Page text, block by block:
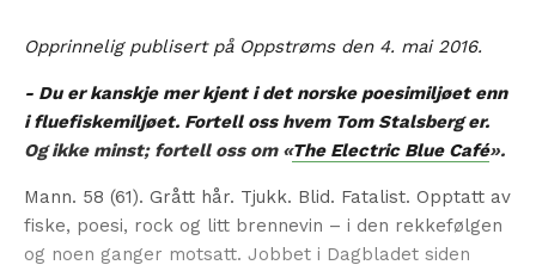
Opprinnelig publisert på Oppstrøms den 4. mai 2016.
- Du er kanskje mer kjent i det norske poesimiljøet enn
i fluefiskemiljøet. Fortell oss hvem Tom Stalsberg er.
Og ikke minst; fortell oss om «The Electric Blue Café».
Mann. 58 (61). Grått hår. Tjukk. Blid. Fatalist. Opptatt av
fiske, poesi, rock og litt brennevin – i den rekkefølgen
og noen ganger motsatt. Jobbet i Dagbladet siden